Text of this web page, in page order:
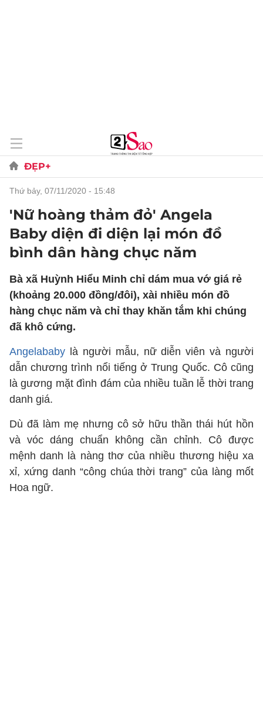
ĐẸP+
thứ bảy, 07/11/2020 - 15:48
'Nữ hoàng thảm đỏ' Angela
Baby diện đi diện lại món đồ
bình dân hàng chục năm
Bà xã Huỳnh Hiểu Minh chỉ dám mua vớ giá rẻ
(khoảng 20.000 đồng/đôi), xài nhiều món đồ
hàng chục năm và chỉ thay khăn tắm khi chúng
đã khô cứng.
Angelababy là người mẫu, nữ diễn viên và người
dẫn chương trình nổi tiếng ở Trung Quốc. Cô cũng
là gương mặt đình đám của nhiều tuần lễ thời trang
danh giá.
Dù đã làm mẹ nhưng cô sở hữu thần thái hút hồn
và vóc dáng chuẩn không cần chỉnh. Cô được
mệnh danh là nàng thơ của nhiều thương hiệu xa
xỉ, xứng danh “công chúa thời trang” của làng mốt
Hoa ngữ.